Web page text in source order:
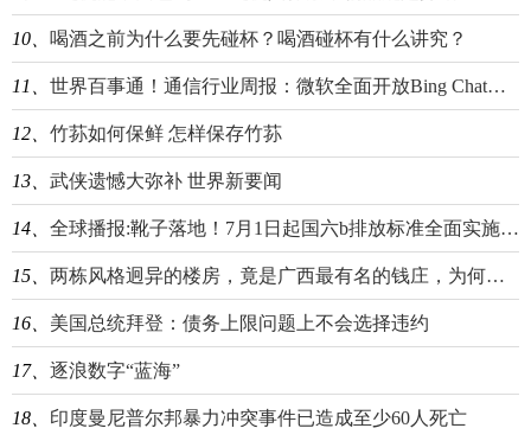
10、 喝酒之前为什么要先碰杯？喝酒碰杯有什么讲究？
11、 世界百事通！通信行业周报：微软全面开放Bing Chat谷歌拟发布搜索引擎AI对话新功能，或推动国内同类产品加速开发进一步刺激AI算力建设需求
12、 竹荪如何保鲜 怎样保存竹荪
13、 武侠遗憾大弥补 世界新要闻
14、 全球播报:靴子落地！7月1日起国六b排放标准全面实施 ，中汽协：企业需尽快完成产品切换和销售
15、 两栋风格迥异的楼房，竟是广西最有名的钱庄，为何变身成“红军楼”？
16、 美国总统拜登：债务上限问题上不会选择违约
17、 逐浪数字“蓝海”
18、 印度曼尼普尔邦暴力冲突事件已造成至少60人死亡